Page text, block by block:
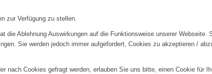
zur Verfügung zu stellen.
Ablehnung Auswirkungen auf die Funktionsweise unserer Webseite.
Sie werden jedoch immer aufgefordert, Cookies zu akzeptieren /
Cookies gefragt werden, erlauben Sie uns bitte, einen Cookie für